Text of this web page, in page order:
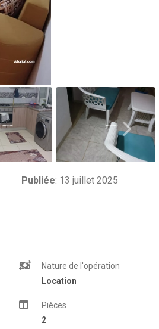
Publiée: 13 juillet 2025
Nature de l'opération
Location
Pièces
2